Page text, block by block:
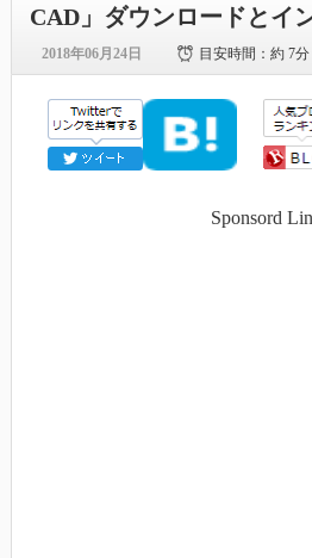
CAD」ダウンロードとイ
2018年06月24日 目安時間：約 7分
Sponsord